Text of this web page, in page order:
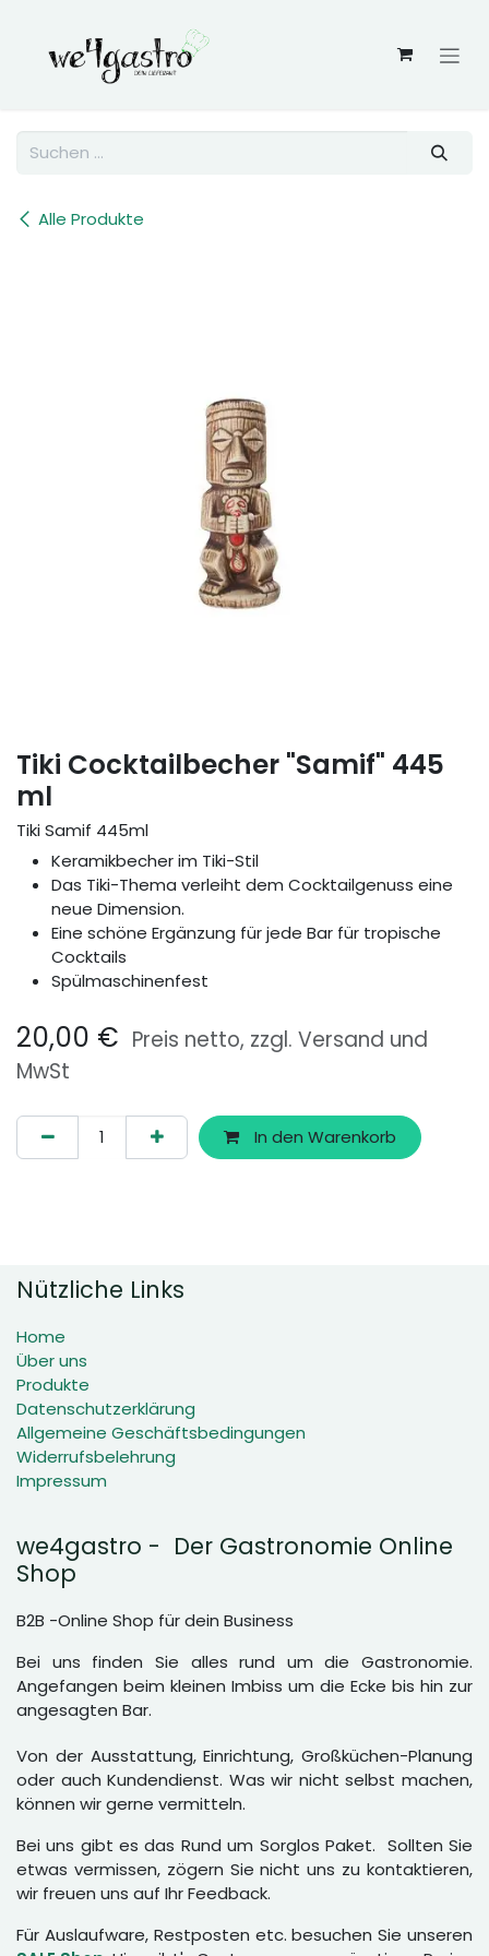
Alle Produkte
Tiki Cocktailbecher "Samif" 445
ml
Tiki Samif 445ml
Keramikbecher im Tiki-Stil
Das Tiki-Thema verleiht dem Cocktailgenuss eine
neue Dimension.
Eine schöne Ergänzung für jede Bar für tropische
Cocktails
Spülmaschinenfest
20,00 € Preis netto, zzgl. Versand und
MwSt
In den Warenkorb
Nützliche Links
Home
Über uns
Produkte
Datenschutzerklärung
Allgemeine Geschäftsbedingungen
Widerrufsbelehrung
Impressum
we4gastro - Der Gastronomie Online
Shop
B2B -Online Shop für dein Business
Bei uns finden Sie alles rund um die Gastronomie.
Angefangen beim kleinen Imbiss um die Ecke bis hin zur
angesagten Bar.
Von der Ausstattung, Einrichtung, Großküchen-Planung
oder auch Kundendienst. Was wir nicht selbst machen,
können wir gerne vermitteln.
Bei uns gibt es das Rund um Sorglos Paket. Sollten Sie
etwas vermissen, zögern Sie nicht uns zu kontaktieren,
wir freuen uns auf Ihr Feedback.
Für Auslaufware, Restposten etc. besuchen Sie unseren